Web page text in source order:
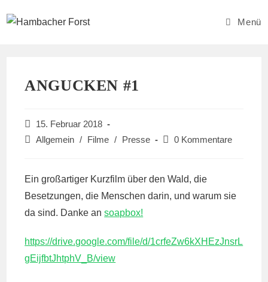
Inhalt
Menü
ANGUCKEN #1
Beitrag
veröffentlicht:
15. Februar 2018
Beitrags-
Allgemein / Filme / Presse
Beitrags-
0 Kommentare
Ein großartiger Kurzfilm über den Wald, die
Besetzungen, die Menschen darin, und warum sie
da sind. Danke ansoapbox!
https://drive.google.com/file/d/1crfeZw6kXHEzJnsrL
gEijfbtJhtphV_B/view